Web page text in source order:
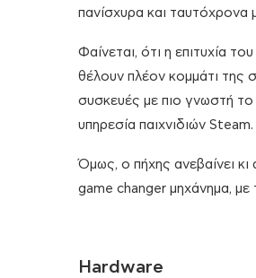
πανίσχυρα και ταυτόχρονα
Φαίνεται, ότι η επιτυχία
θέλουν πλέον κομμάτι της
συσκευές με πιο γνωστή
υπηρεσία παιχνιδιών Steam.
Όμως, ο πήχης ανεβαίνει
game changer μηχάνημα, με
Hardware